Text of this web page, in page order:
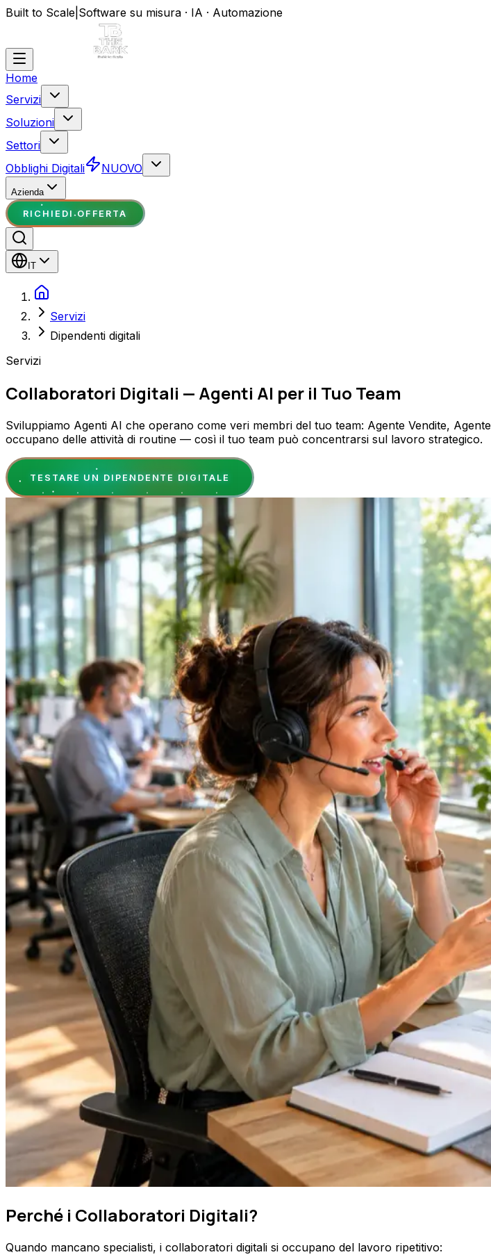
Built to Scale Software su misura · IA · Automazione
Home
Servizi
Soluzioni
Settori
Obblighi Digitali
NUOVO
Azienda
RICHIEDI OFFERTA
IT
Servizi
Dipendenti digitali
Servizi
Collaboratori Digitali — Agenti AI per il Tuo Team
Sviluppiamo Agenti AI che operano come veri membri del tuo team: Agente Vendite,
occupano delle attività di routine — così il tuo team può concentrarsi sul lavoro strategico.
TESTARE UN DIPENDENTE DIGITALE
Perché i Collaboratori Digitali?
Quando mancano specialisti, i collaboratori digitali si occupano del lavoro ripetitivo: